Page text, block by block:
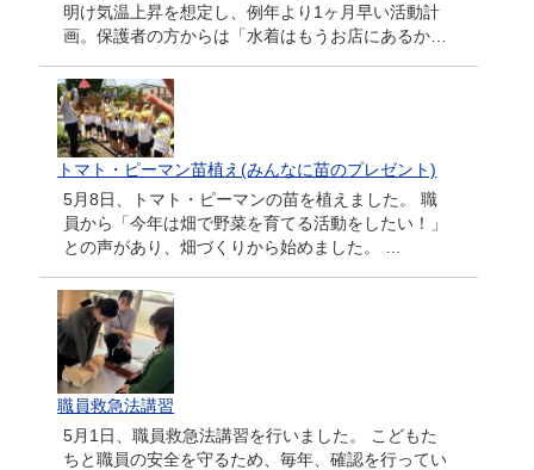
明け気温上昇を想定し、例年より1ヶ月早い活動計
画。保護者の方からは「水着はもうお店にあるか…
トマト・ピーマン苗植え(みんなに苗のプレゼント)
5月8日、トマト・ピーマンの苗を植えました。 職
員から「今年は畑で野菜を育てる活動をしたい！」
との声があり、畑づくりから始めました。 …
職員救急法講習
5月1日、職員救急法講習を行いました。 こどもた
ちと職員の安全を守るため、毎年、確認を行ってい